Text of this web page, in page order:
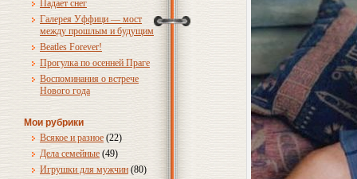
Падает снег
Галерея Уффици — мост
между прошлым и будущим
Beatles Forever!
Прогулка по осенней Праге
Воспоминания о встрече
Нового года
Мои рубрики
Всякое и разное (22)
Дела семейные (49)
Игрушки для мужчин (80)